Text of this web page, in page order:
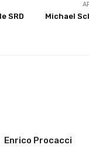
SRD
Michael
Enrico Procacci